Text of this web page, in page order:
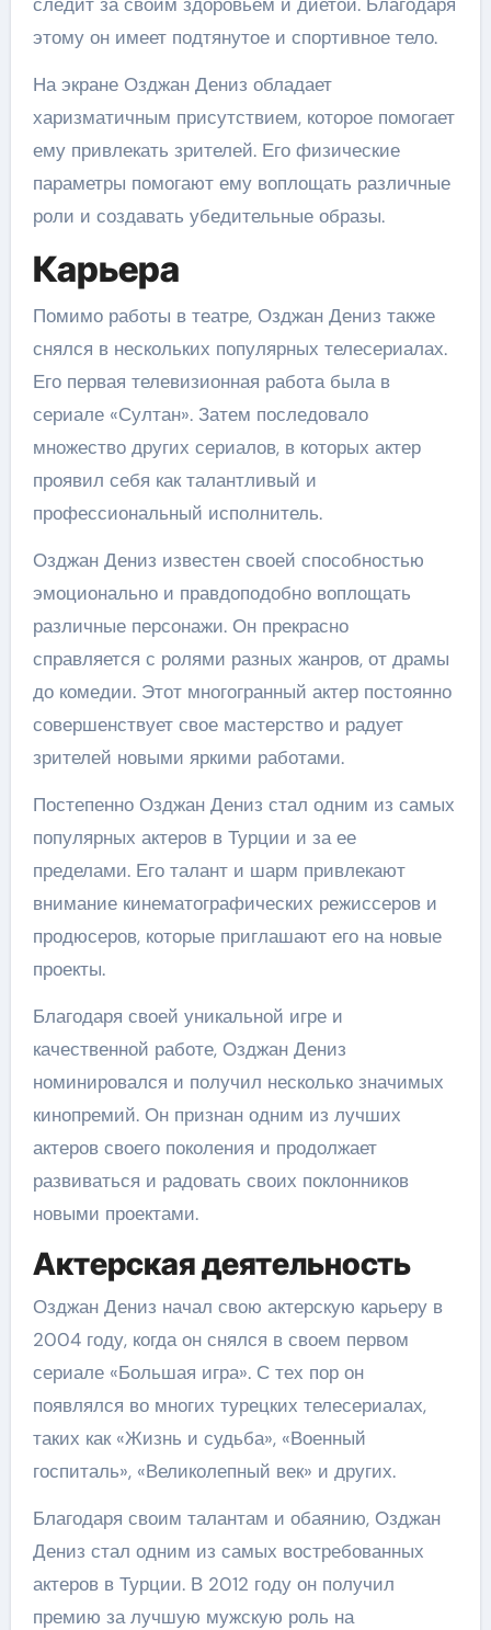
этому он имеет подтянутое и спортивное тело.
На экране Озджан Дениз обладает
харизматичным присутствием, которое помогает
ему привлекать зрителей. Его физические
параметры помогают ему воплощать различные
роли и создавать убедительные образы.
Карьера
Помимо работы в театре, Озджан Дениз также
снялся в нескольких популярных телесериалах.
Его первая телевизионная работа была в
сериале «Султан». Затем последовало
множество других сериалов, в которых актер
проявил себя как талантливый и
профессиональный исполнитель.
Озджан Дениз известен своей способностью
эмоционально и правдоподобно воплощать
различные персонажи. Он прекрасно
справляется с ролями разных жанров, от драмы
до комедии. Этот многогранный актер постоянно
совершенствует свое мастерство и радует
зрителей новыми яркими работами.
Постепенно Озджан Дениз стал одним из самых
популярных актеров в Турции и за ее
пределами. Его талант и шарм привлекают
внимание кинематографических режиссеров и
продюсеров, которые приглашают его на новые
проекты.
Благодаря своей уникальной игре и
качественной работе, Озджан Дениз
номинировался и получил несколько значимых
кинопремий. Он признан одним из лучших
актеров своего поколения и продолжает
развиваться и радовать своих поклонников
новыми проектами.
Актерская деятельность
Озджан Дениз начал свою актерскую карьеру в
2004 году, когда он снялся в своем первом
сериале «Большая игра». С тех пор он
появлялся во многих турецких телесериалах,
таких как «Жизнь и судьба», «Военный
госпиталь», «Великолепный век» и других.
Благодаря своим талантам и обаянию, Озджан
Дениз стал одним из самых востребованных
актеров в Турции. В 2012 году он получил
премию за лучшую мужскую роль на